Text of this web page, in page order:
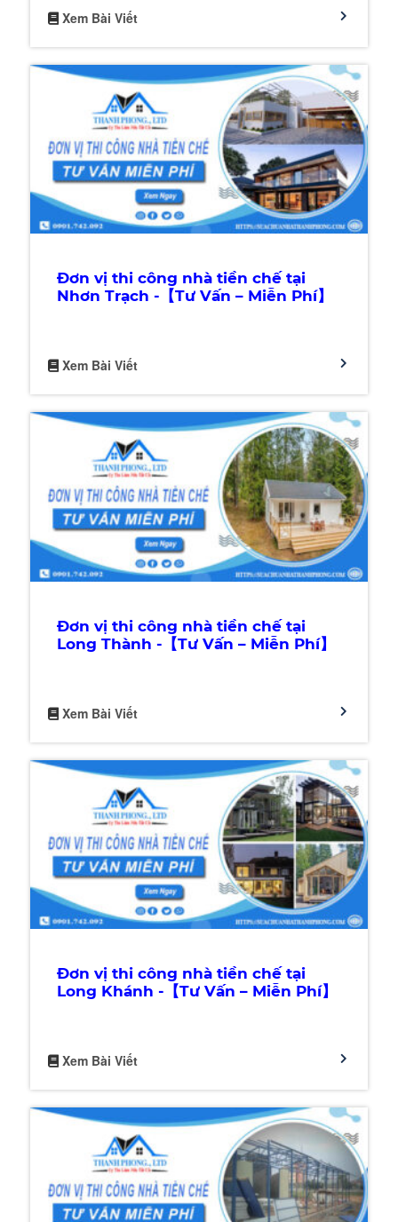
Xem Bài Viết
Đơn vị thi công nhà tiền chế tại
Nhơn Trạch -【Tư Vấn – Miễn Phí】
Xem Bài Viết
Đơn vị thi công nhà tiền chế tại
Long Thành -【Tư Vấn – Miễn Phí】
Xem Bài Viết
Đơn vị thi công nhà tiền chế tại
Long Khánh -【Tư Vấn – Miễn Phí】
Xem Bài Viết